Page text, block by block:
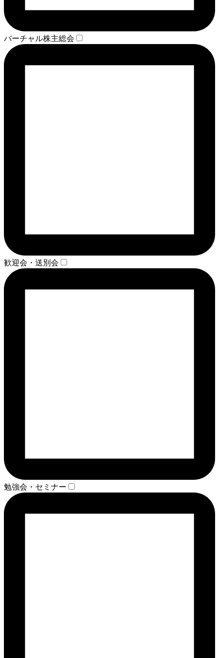
バーチャル株主総会
歓迎会・送別会
勉強会・セミナー